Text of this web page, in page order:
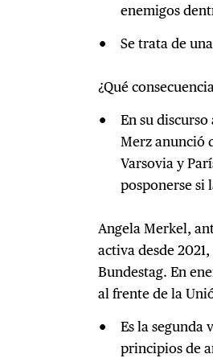
enemigos
Se trata de
¿Qué
En su
Merz anunció
Varsovia y
posponerse si
Angela Merkel,
activa desde
Bundestag. En
al frente de la
Es la segunda
principios de